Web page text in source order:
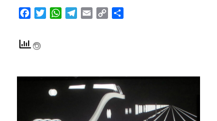
FacebookTwitterWhatsAppTelegram
Email
Copy